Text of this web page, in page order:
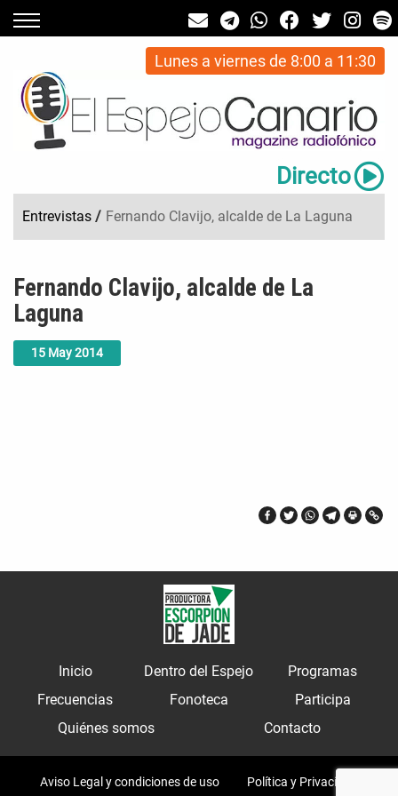
Lunes a viernes de 8:00 a 11:30
Directo
Entrevistas / Fernando Clavijo, alcalde de La Laguna
15 May2014
Fernando Clavijo, alcalde de La
Laguna
Inicio Dentro del Espejo
Programas
Frecuencias
Fonoteca
Participa
Quiénes somos
Contacto
Aviso Legal y condiciones de uso Política y Privacidad